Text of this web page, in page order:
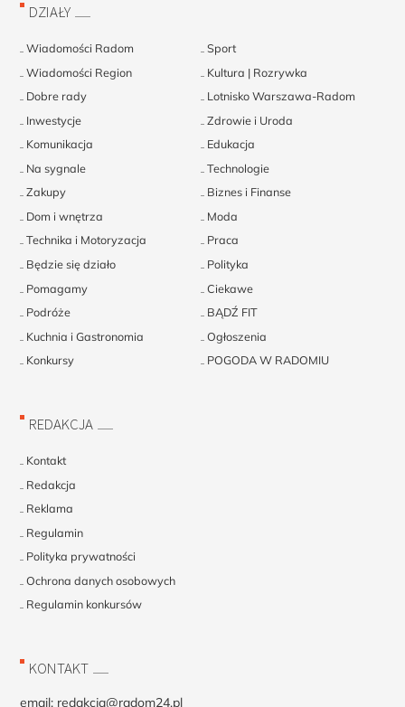
DZIAŁY
Wiadomości Radom
Sport
Wiadomości Region
Kultura | Rozrywka
Dobre rady
Lotnisko Warszawa-Radom
Inwestycje
Zdrowie i Uroda
Komunikacja
Edukacja
Na sygnale
Technologie
Zakupy
Biznes i Finanse
Dom i wnętrza
Moda
Technika i Motoryzacja
Praca
Będzie się działo
Polityka
Pomagamy
Ciekawe
Podróże
BĄDŹ FIT
Kuchnia i Gastronomia
Ogłoszenia
Konkursy
POGODA W RADOMIU
REDAKCJA
Kontakt
Redakcja
Reklama
Regulamin
Polityka prywatności
Ochrona danych osobowych
Regulamin konkursów
KONTAKT
email: redakcja@radom24.pl